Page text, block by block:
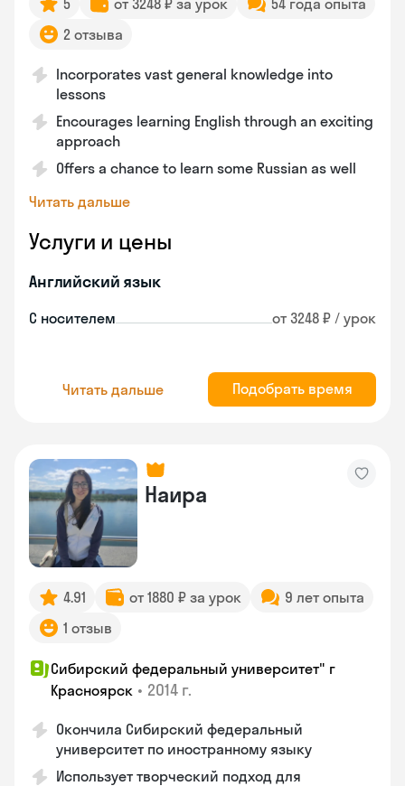
5 от 3248 ₽ за урок
54 года опыта
2 отзыва
Incorporates vast general knowledge into
lessons
Encourages learning English through an exciting
approach
Offers a chance to learn some Russian as well
Читать дальше
Услуги и цены
Английский язык
С носителем от 3248 ₽ / урок
Читать дальше Подобрать время
Наира
4.91 от 1880 ₽ за урок
9 лет опыта
1 отзыв
Сибирский федеральный университет" г
Красноярск • 2014 г.
Окончила Сибирский федеральный
университет по иностранному языку
Использует творческий подход для